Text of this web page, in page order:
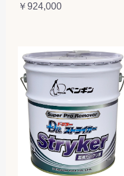
￥924,000